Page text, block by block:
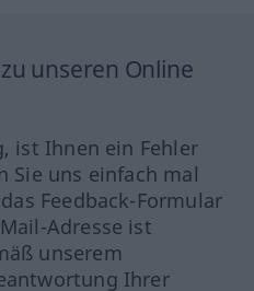
unseren Online
ist Ihnen ein Fehler
Sie uns einfach mal
Feedback-Formular
Adresse ist
unserem
Ihrer